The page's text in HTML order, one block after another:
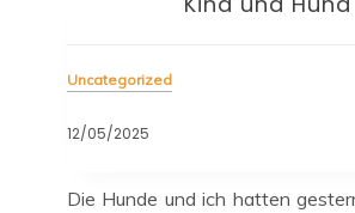
Uncategorized
12/05/2025
Die Hunde und ich hatten